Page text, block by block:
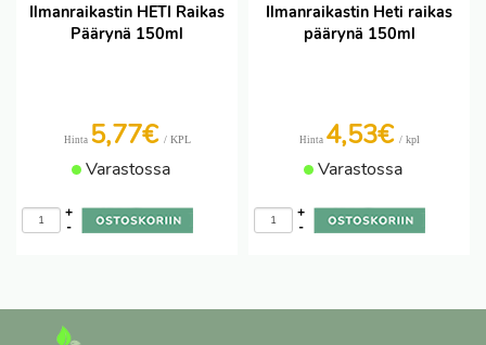
Ilmanraikastin HETI Raikas
Päärynä 150ml
Hinta 5,77€ / KPL
Varastossa
-
+
Ilmanraikastin Heti raikas
päärynä 150ml
Hinta 4,53€ / kpl
Varastossa
-
+